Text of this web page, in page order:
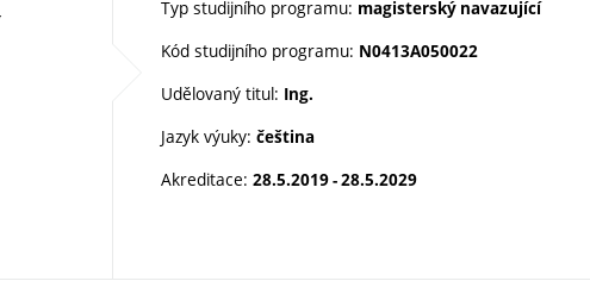
Typ studijního programu: magisterský navazující
Kód studijního programu: N0413A050022
Udělovaný titul: Ing.
Jazyk výuky: čeština
Akreditace: 28.5.2019 - 28.5.2029